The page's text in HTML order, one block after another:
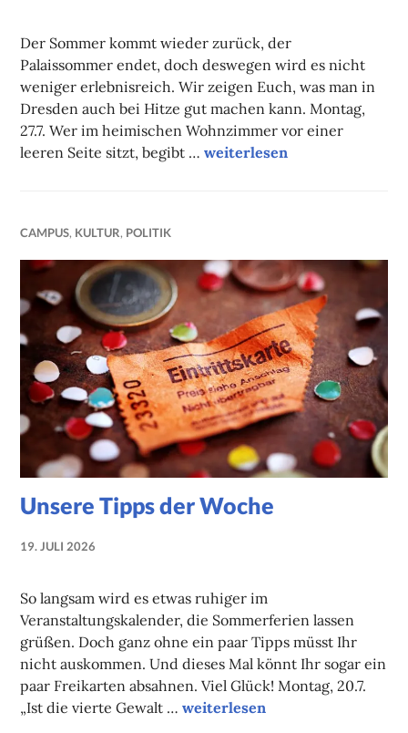
Der Sommer kommt wieder zurück, der
Palaissommer endet, doch deswegen wird es nicht
weniger erlebnisreich. Wir zeigen Euch, was man in
Dresden auch bei Hitze gut machen kann. Montag,
27.7. Wer im heimischen Wohnzimmer vor einer
leeren Seite sitzt, begibt …Unsere Tipps der Woche
weiterlesen
CAMPUS, KULTUR, POLITIK
Unsere Tipps der Woche
19. JULI 2026
So langsam wird es etwas ruhiger im
Veranstaltungskalender, die Sommerferien lassen
grüßen. Doch ganz ohne ein paar Tipps müsst Ihr
nicht auskommen. Und dieses Mal könnt Ihr sogar ein
paar Freikarten absahnen. Viel Glück! Montag, 20.7.
„Ist die vierte Gewalt …Unsere Tipps der Woche
weiterlesen